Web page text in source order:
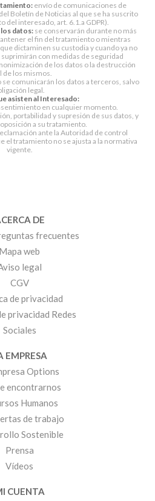
envío de comunicaciones de
Boletín de Noticias al que se ha suscrito
del interesado, art. 6.1.a GDPR).
datos:se conservarán durante no más
el fin del tratamiento o mientras
dictaminen su custodia y cuando ya no
suprimirán con medidas de seguridad
de los datos o la destrucción
de los mismos.
se comunicarán los datos a terceros, salvo
legal.
asisten al Interesado:
en cualquier momento.
portabilidad y supresión de sus datos, y
a su tratamiento.
ante la Autoridad de control
el tratamiento no se ajusta a la normativa
vigente.
DE
frecuentes
Mapa web
legal
CGV
de privacidad
privacidad Redes
Sociales
EMPRESA
Options
encontrarnos
Humanos
de trabajo
Sostenible
Prensa
Vídeos
CUENTA